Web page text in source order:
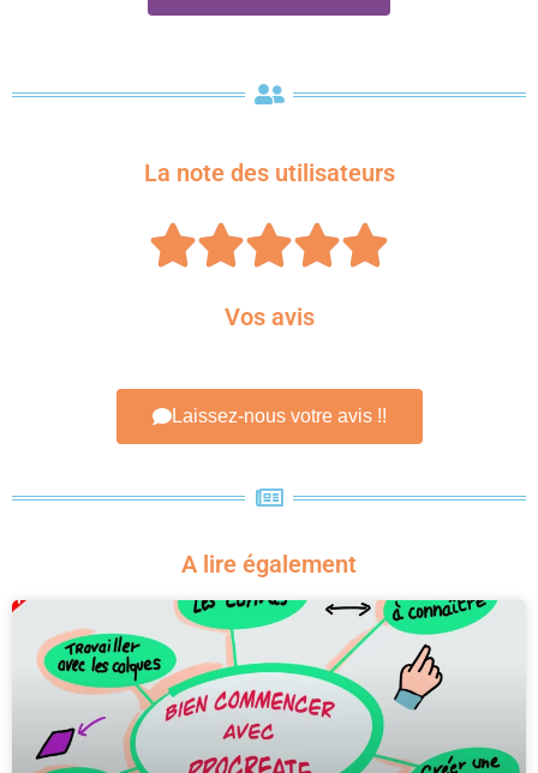
La note des utilisateurs

Vos avis
Laissez-nous votre avis !!
A lire également